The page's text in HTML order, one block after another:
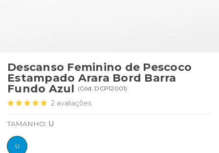
Descanso Feminino de Pescoco
Estampado Arara Bord Barra
Fundo Azul (Cód. DCP12001)
2 avaliações
TAMANHO: U
U